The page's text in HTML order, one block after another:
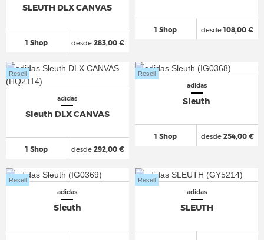
SLEUTH DLX CANVAS
1 Shop desde 283,00 €
1 Shop desde108,00 €
adidas
Sleuth DLX CANVAS
1 Shop
Resell
desde 292,00 €
adidas
Sleuth
1 Shop
Resell
desde254,00 €
adidas
Sleuth
Resell
adidas
SLEUTH
Resell